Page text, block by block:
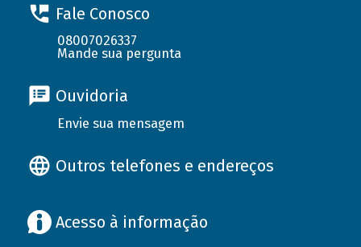
Fale Conosco
08007026337
Mande sua pergunta
Ouvidoria
Envie sua mensagem
Outros telefones e endereços
Acesso à informação